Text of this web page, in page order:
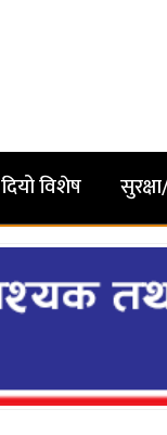
दियो विशेष